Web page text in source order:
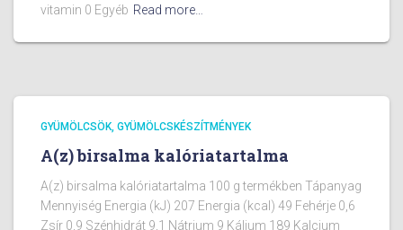
vitamin 0 Egyéb Read more…
GYÜMÖLCSÖK, GYÜMÖLCSKÉSZÍTMÉNYEK
A(z) birsalma kalóriatartalma
A(z) birsalma kalóriatartalma 100 g termékben Tápanyag
Mennyiség Energia (kJ) 207 Energia (kcal) 49 Fehérje 0,6
Zsír 0,9 Szénhidrát 9,1 Nátrium 9 Kálium 189 Kalcium